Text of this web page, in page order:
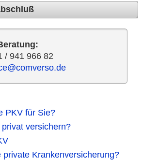
/ 941 966 82
PKV für Sie?
versichern?
private Krankenversicherung?